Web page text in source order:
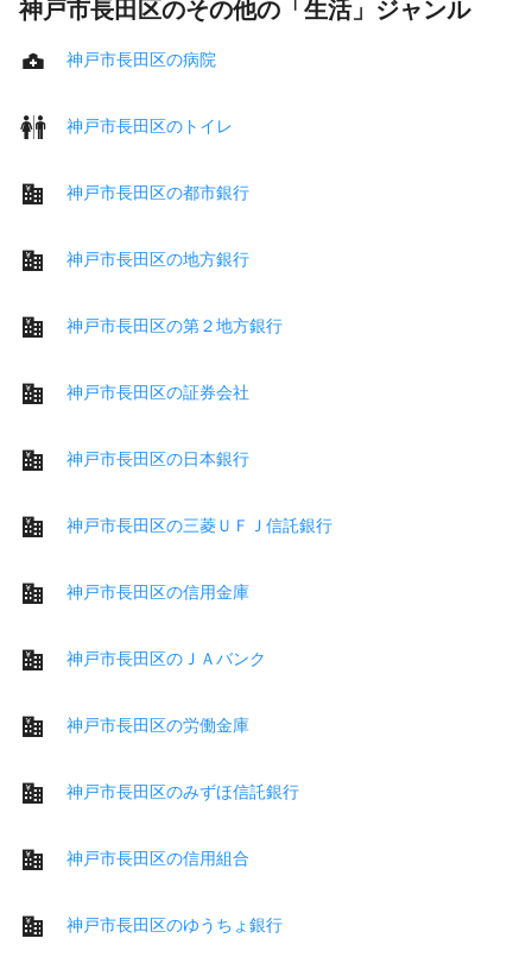
神戸市長田区のその他の「生活」ジャンル
神戸市長田区の病院
神戸市長田区のトイレ
神戸市長田区の都市銀行
神戸市長田区の地方銀行
神戸市長田区の第２地方銀行
神戸市長田区の証券会社
神戸市長田区の日本銀行
神戸市長田区の三菱ＵＦＪ信託銀行
神戸市長田区の信用金庫
神戸市長田区のＪＡバンク
神戸市長田区の労働金庫
神戸市長田区のみずほ信託銀行
神戸市長田区の信用組合
神戸市長田区のゆうちょ銀行